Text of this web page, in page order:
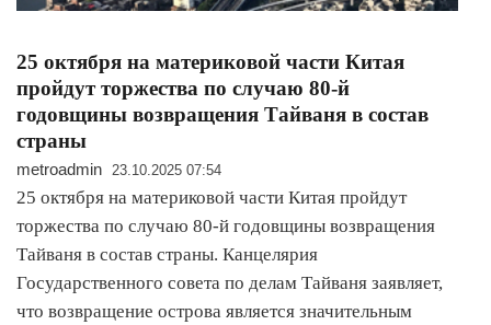
25 октября на материковой части Китая
пройдут торжества по случаю 80-й
годовщины возвращения Тайваня в состав
страны
metroadmin 23.10.2025 07:54
25 октября на материковой части Китая пройдут
торжества по случаю 80-й годовщины возвращения
Тайваня в состав страны. Канцелярия
Государственного совета по делам Тайваня заявляет,
что возвращение острова является значительным